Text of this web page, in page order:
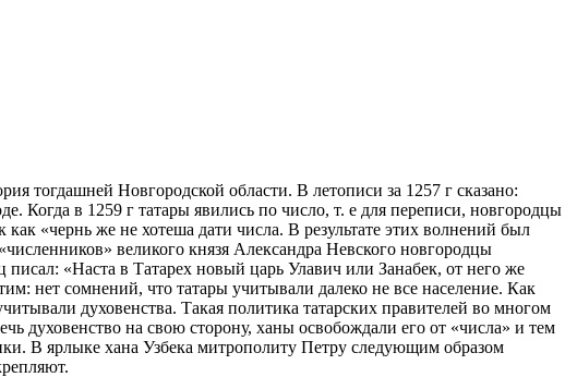
тогдашней Новгородской области. В летописи за 1257 г сказано:
Когда в 1259 г татары явились по число, т. е для переписи, новгородцы
«чернь же не хотеша дати числа. В результате этих волнений был
великого князя Александра Невского новгородцы
писал: «Наста в Татарех новый царь Улавич или Занабек, от него же
нет сомнений, что татары учитывали далеко не все население. Как
духовенства. Такая политика татарских правителей во многом
духовенство на свою сторону, ханы освобождали его от «числа» и тем
В ярлыке хана Узбека митрополиту Петру следующим образом